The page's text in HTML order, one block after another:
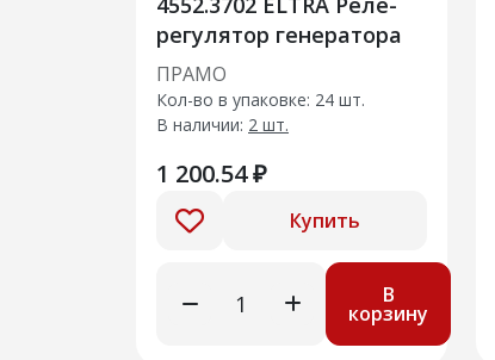
регулятор генератора
ПРАМО
Кол-во в упаковке: 24 шт.
В наличии: 2 шт.
1 200.54 ₽
Купить
В
корзину